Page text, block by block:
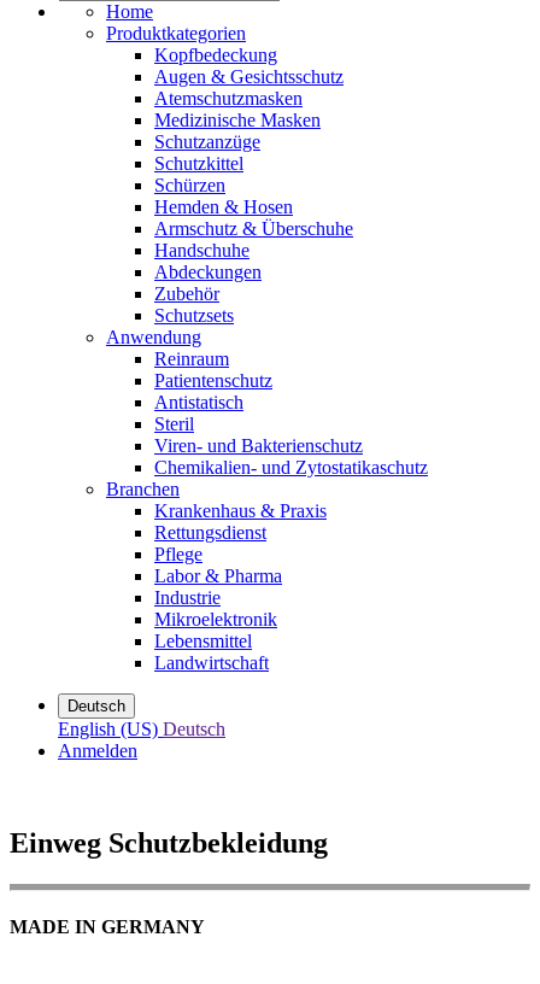
Home
Produktkategorien
Kopfbedeckung
Augen & Gesichtsschutz
Atemschutzmasken
Medizinische Masken
Schutzanzüge
Schutzkittel
Schürzen
Hemden & Hosen
Armschutz & Überschuhe
Handschuhe
Abdeckungen
Zubehör
Schutzsets
Anwendung
Reinraum
Patientenschutz
Antistatisch
Steril
Viren- und Bakterienschutz
Chemikalien- und Zytostatikaschutz
Branchen
Krankenhaus & Praxis
Rettungsdienst
Pflege
Labor & Pharma
Industrie
Mikroelektronik
Lebensmittel
Landwirtschaft
Deutsch
English (US) Deutsch
Anmelden
Einweg Schutzbekleidung
MADE IN GERMANY